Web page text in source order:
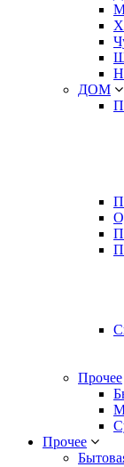
ДОМ
Прочее
Прочее